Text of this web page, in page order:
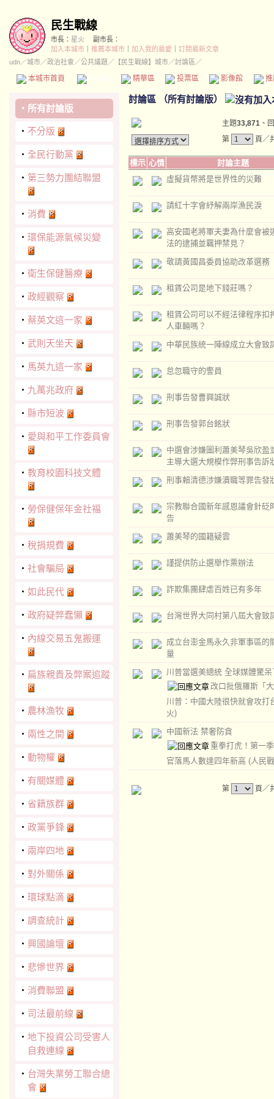
民生戰線
市長： 星火
副市長：
加入本城市
推薦本城市 加入我的最愛
訂閱最新文章
udn／城市／政治社會 ／公共議題 ／ 【民生戰線】城市／討論區／
本城市首頁 精華區 投票區 影像館
‧ 所有討論版
‧ 不分版
‧ 全民行動黨
‧ 第三勢力團結聯盟
‧ 消費
‧ 環保能源氣候災變
‧ 衛生保健醫療
‧ 政經觀察
‧ 蔡英文這一家
‧ 武則天坐天
‧ 馬英九這一家
‧ 九萬兆政府
‧ 縣市短波
‧ 愛與和平工作委員會
‧ 教育校園科技文體
‧ 勞保健保年金社福
‧ 稅捐規費
‧ 社會騙局
‧ 如此民代
‧ 政府疑弊蠢懶
‧ 內線交易五鬼搬運
‧ 扁族親貴及弊案追蹤
‧ 農林漁牧
‧ 兩性之間
‧ 動物權
‧ 有關媒體
‧ 省籍族群
‧ 政黨爭鋒
‧ 兩岸四地
‧ 對外關係
‧ 環球點滴
‧ 調查統計
‧ 興國論壇
‧ 悲慘世界
‧ 消費聯盟
‧ 司法最前線
‧ 地下投資公司受害人
自救連線
‧ 台灣失業勞工聯合總
會
討論區 （所有討論版）
主題33,871 、
第
頁
標示 心情
討論主題
虛擬貨幣將是世界性的災難
請紅十字會紓解兩岸漁民淚
高安國老將軍夫妻為什麼會被
法的逮捕並羈押禁見？
敬請黃國昌委員協助改革選務
租賃公司是地下錢莊嗎？
租賃公司可以不經法律程序扣
人車輛嗎？
中華民族統一陣線成立大會致
怠忽職守的警員
刑事告發曹興誠狀
刑事告發郭台銘狀
中選會涉嫌圖利蕭美琴吳欣盈
主導大選大規模作弊刑事告訴
刑事賴清德涉嫌瀆職等罪告發
宗教聯合國新年感恩議會針砭
告
蕭美琴的國籍疑雲
謹提供防止選舉作票辦法
詐欺集團肆虐百姓已有多年
台灣世界大同村第八屆大會致
成立台澎金馬永久非軍事區的
量
川普當選美總統 全球媒體驚呆
改口批俄羅斯「
川普：中國大陸很快就會攻打
火)
中國新法 禁奢防貪
重拳打虎！第一
官落馬人數達四年新高 (人民
第 頁